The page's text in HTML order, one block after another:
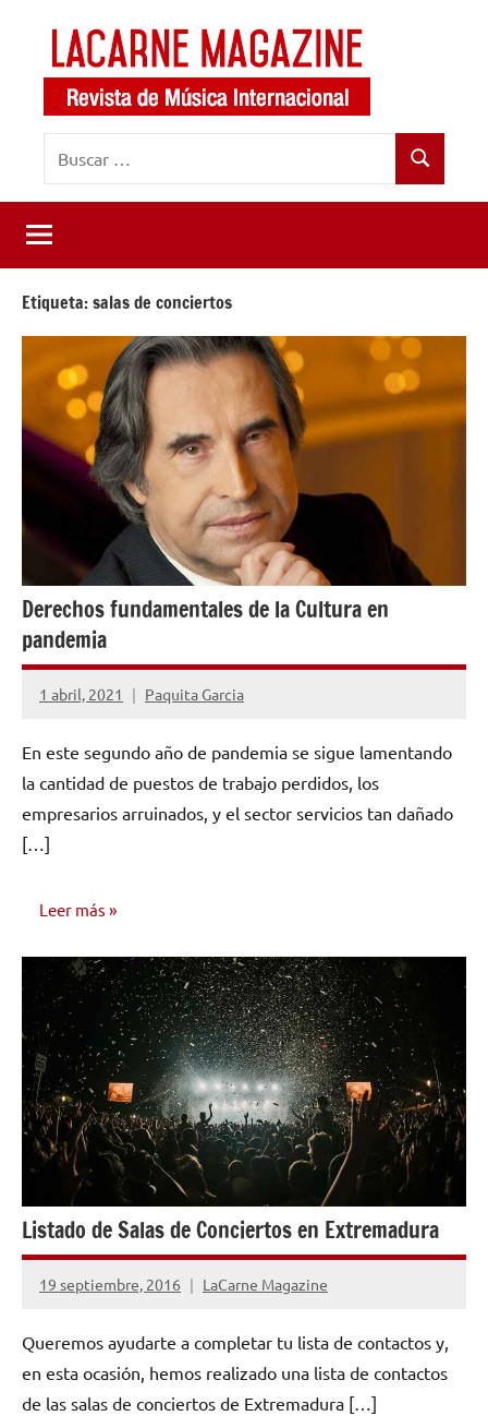
contenido
LaCarne
Magazine
de
música
internacional
Buscar
Etiqueta:salas de conciertos
Derechos fundamentales de la Cultura en
pandemia
1 abril, 2021 Paquita Garcia
No
comentarios
En este segundo año de pandemia se sigue lamentando
la cantidad de puestos de trabajo perdidos, los
empresarios arruinados, y el sector servicios tan dañado
[…]
Leer más
OPINIÓN
Listado de Salas de Conciertos en Extremadura
19 septiembre, 2016 LaCarne Magazine
No
comentarios
Queremos ayudarte a completar tu lista de contactos y,
en esta ocasión, hemos realizado una lista de contactos
de las salas de conciertos de Extremadura […]